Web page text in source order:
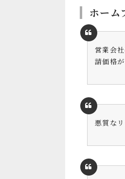
ホーム
営業会
請価格
悪質な